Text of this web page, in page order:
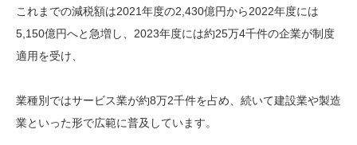
これまでの減税額は2021年度の2,430億円から2022年度には
5,150億円へと急増し、2023年度には約25万4千件の企業が制度
適用を受け、
業種別ではサービス業が約8万2千件を占め、続いて建設業や製造
業といった形で広範に普及しています。